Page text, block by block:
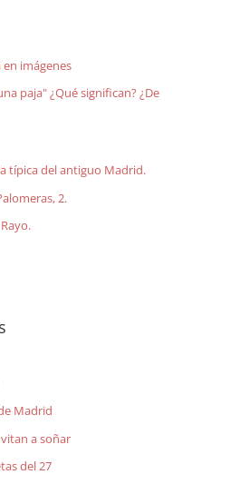
en imágenes
paja" ¿Qué significan? ¿De
típica del antiguo Madrid.
2.
Madrid
a soñar
del 27